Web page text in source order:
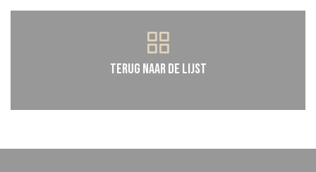
Terug naar de lijst